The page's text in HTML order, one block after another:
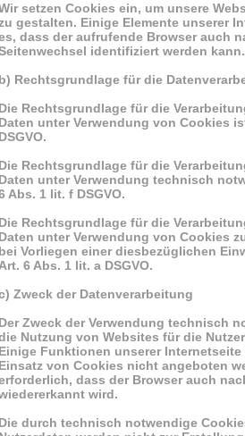
setzen Cookies ein, um unsere
gestalten. Einige Elemente unserer
dass der aufrufende Browser auch
identifiziert werden kann.
Rechtsgrundlage für die
Rechtsgrundlage für die
unter Verwendung von Cookies
Rechtsgrundlage für die
unter Verwendung technisch
Abs. 1 lit. f DSGVO.
Rechtsgrundlage für die
unter Verwendung von Cookies
Vorliegen einer diesbezüglichen
6 Abs. 1 lit. a DSGVO.
Zweck der Datenverarbeitung
Zweck der Verwendung technisch
Nutzung von Websites für die
Funktionen unserer
von Cookies nicht angeboten
dass der Browser auch
wird.
durch technisch notwendige